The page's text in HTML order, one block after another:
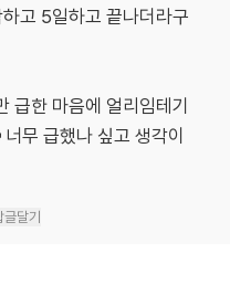
고 5일하고 끝나더라구
급한 마음에 얼리임테기
무 급했나 싶고 생각이
글달기